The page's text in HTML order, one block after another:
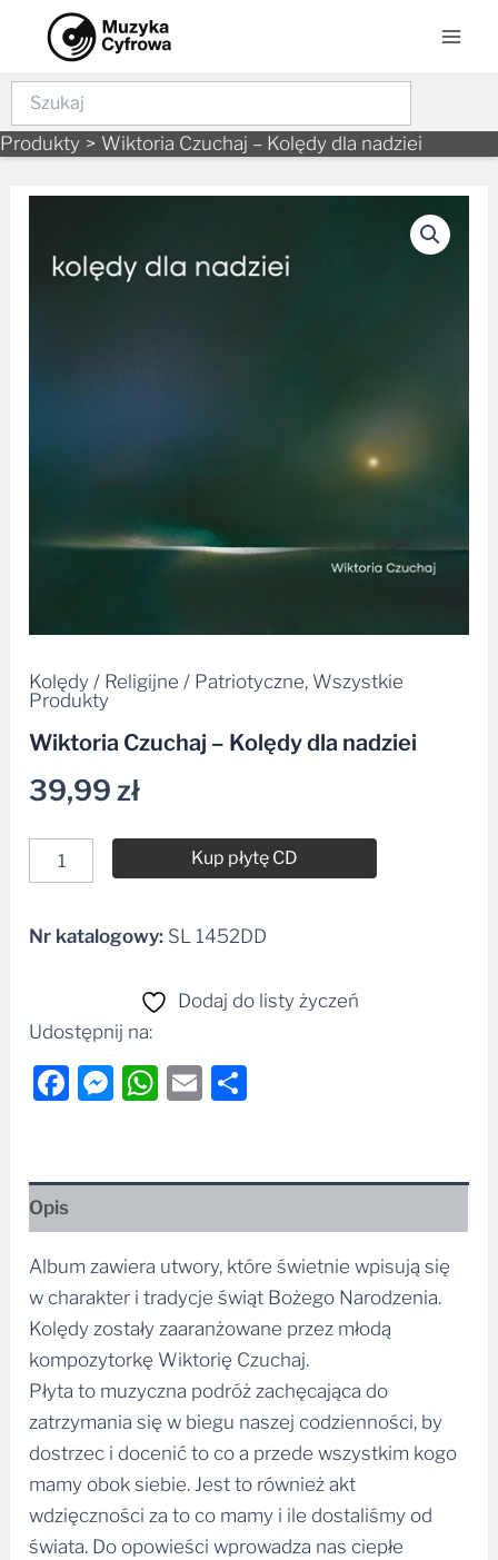
content
Szukaj
Produkty Wiktoria Czuchaj – Kolędy dla nadziei
Kolędy / Religijne / Patriotyczne, Wszystkie
Produkty
Wiktoria Czuchaj – Kolędy dla nadziei
39,99zł
Kup płytę CD
Alternative:
Nr katalogowy: SL 1452DD
Dodaj do listy życzeń
Udostępnij na:
Facebook
Messenger
WhatsApp
Email
Opis
Album zawiera utwory, które świetnie wpisują się
w charakter i tradycje świąt Bożego Narodzenia.
Kolędy zostały zaaranżowane przez młodą
kompozytorkę Wiktorię Czuchaj.
Płyta to muzyczna podróż zachęcająca do
zatrzymania się w biegu naszej codzienności, by
dostrzec i docenić to co a przede wszystkim kogo
mamy obok siebie. Jest to również akt
wdzięczności za to co mamy i ile dostaliśmy od
świata. Do opowieści wprowadza nas ciepłe